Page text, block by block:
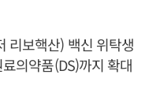
리보핵산) 백신 위탁생
의약품(DS)까지 확대